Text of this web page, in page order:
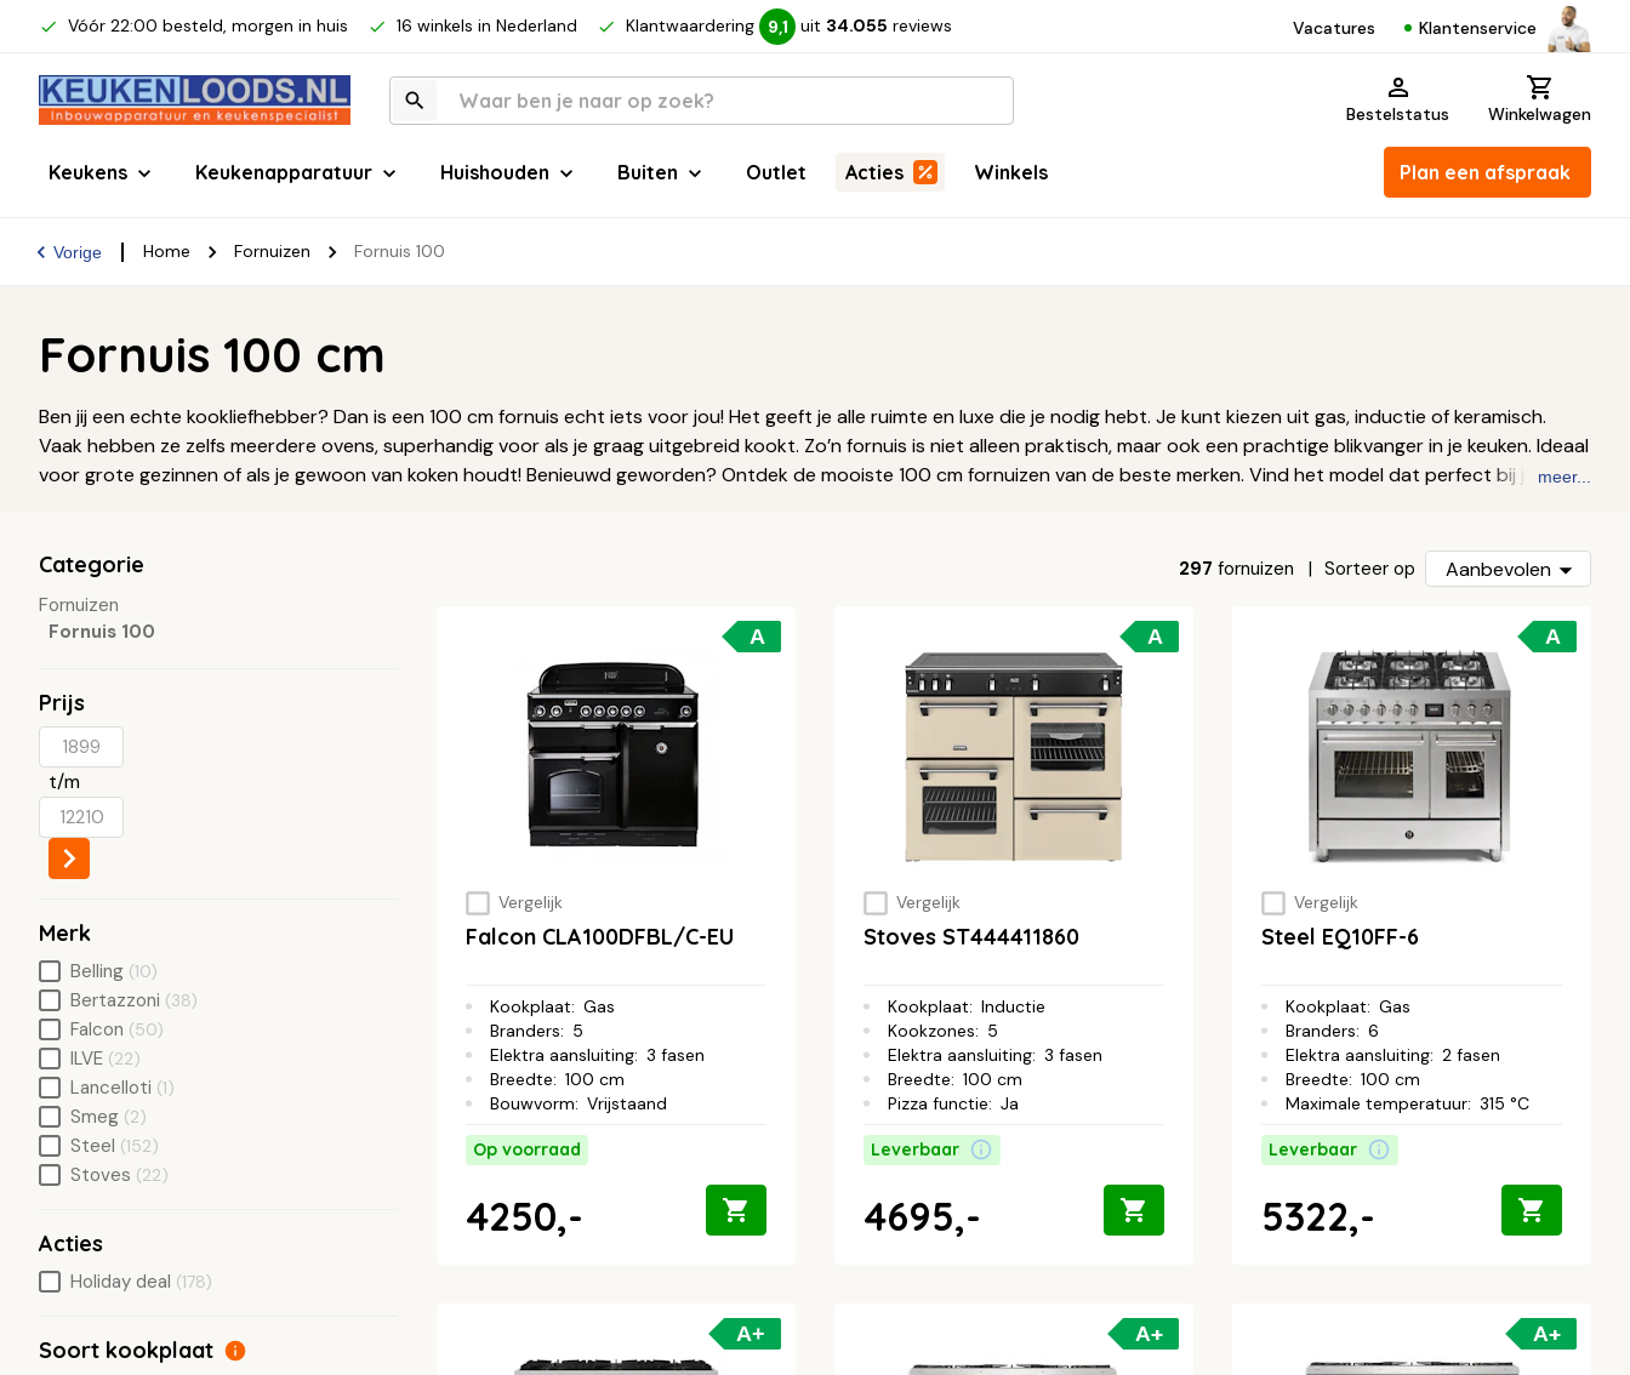
Vóór 22:00 besteld, morgen in huis 16 winkels in Nederland Klantwaardering 9,1 uit 34.055 reviews Vacatures Klantenservice
Bestelstatus Winkelwagen
Keukens Keukenapparatuur Huishouden Buiten Outlet Acties Winkels Plan een afspraak
Vorige Home Fornuizen Fornuis 100
Fornuis 100 cm
Ben jij een echte kookliefhebber? Dan is een 100 cm fornuis echt iets voor jou! Het geeft je alle ruimte en luxe die je nodig hebt. Je kunt kiezen uit gas, inductie of keramisch.
Vaak hebben ze zelfs meerdere ovens, superhandig voor als je graag uitgebreid kookt. Zo’n fornuis is niet alleen praktisch, maar ook een prachtige blikvanger in je keuken. Ideaal
voor grote gezinnen of als je gewoon van koken houdt! Benieuwd geworden? Ontdek de mooiste 100 cm fornuizen van de beste merken. Vind het model dat perfect bij jouwmeer...
297 fornuizen Sorteer op Aanbevolen
A
Vergelijk
Falcon CLA100DFBL/C-EU
Kookplaat: Gas
Branders: 5
Elektra aansluiting: 3 fasen
Breedte: 100 cm
Bouwvorm: Vrijstaand
Op voorraad
4250,-
A
Vergelijk
Stoves ST444411860
Kookplaat: Inductie
Kookzones: 5
Elektra aansluiting: 3 fasen
Breedte: 100 cm
Pizza functie: Ja
Leverbaar
4695,-
A
Vergelijk
Steel EQ10FF-6
Kookplaat: Gas
Branders: 6
Elektra aansluiting: 2 fasen
Breedte: 100 cm
Maximale temperatuur: 315 °C
Leverbaar
5322,-
A+ A+ A+
Categorie
Fornuizen
Fornuis 100
Prijs
t/m
Merk
Belling (10)
Bertazzoni (38)
Falcon (50)
ILVE (22)
Lancelloti (1)
Smeg (2)
Steel (152)
Stoves (22)
Acties
Holiday deal (178)
Soort kookplaat